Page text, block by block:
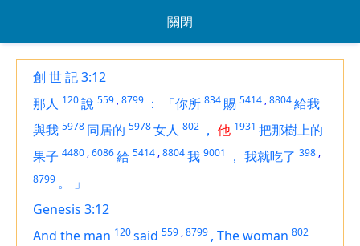
關閉
創 世 記 3:12
那人 120說 559 ,8799 ： 「你所 834 賜 5414 ,8804給我
與我 5978 同居的 5978女人 802 ， 他 1931 把那樹上的
果子 4480 ,6086給 5414 ,8804我 9001 ， 我就吃了 398 ,
8799 。
」
Genesis 3:12
And the man 120said 559 ,8799 , The woman 802